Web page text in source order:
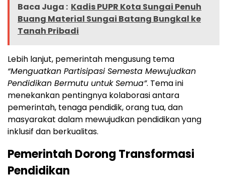
Baca Juga : Kadis PUPR Kota Sungai Penuh
Buang Material Sungai Batang Bungkal ke
Tanah Pribadi
Lebih lanjut, pemerintah mengusung tema
“Menguatkan Partisipasi Semesta Mewujudkan
Pendidikan Bermutu untuk Semua”. Tema ini
menekankan pentingnya kolaborasi antara
pemerintah, tenaga pendidik, orang tua, dan
masyarakat dalam mewujudkan pendidikan yang
inklusif dan berkualitas.
Pemerintah Dorong Transformasi
Pendidikan